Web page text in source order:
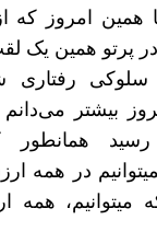
همین امروز
پرتو همین یک
رفتاری
بیشتر
رسید
در همه
همه‏